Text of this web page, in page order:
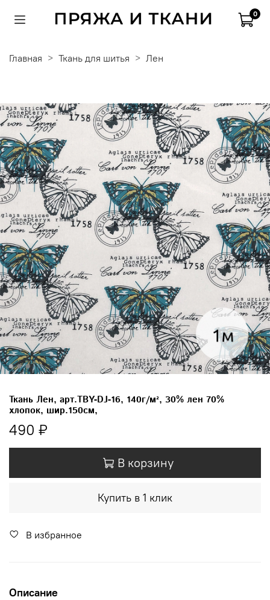
0
Главная Ткань для шитья Лен
Ткань Лен, арт.TBY-DJ-16, 140г/м², 30% лен 70%
хлопок, шир.150см,
490 ₽
В корзину
Купить в 1 клик
В избранное
Описание